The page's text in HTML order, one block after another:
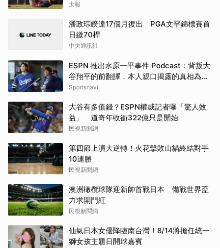
太報
潘政琮睽違17個月復出 PGA文罕錦標賽首
日繳70桿
中央通訊社
ESPN 推出水原一平事件 Podcast：背叛大
谷翔平的前翻譯，本人親口揭露的真相為
何？
Sportsnavi
大谷有多值錢？ESPN權威記者曝「驚人效
益」 道奇年收衝322億只是開始
民視新聞網
第四節上演大逆轉！火花擊敗山貓終結對手
10連勝
民視新聞網
澳洲橄欖球隊迎新帥首戰日本 備戰世界盃
力求開門紅
民視新聞網
仙氣日本女優降臨南台灣！8/14將擔任統一
獅女孩主題日開球嘉賓